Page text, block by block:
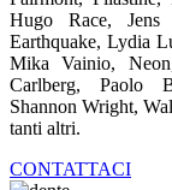
Hugo Race,
Earthquake, Lydia
Mika Vainio,
Carlberg, Paolo
Shannon Wright,
tanti altri.
CONTATTACI